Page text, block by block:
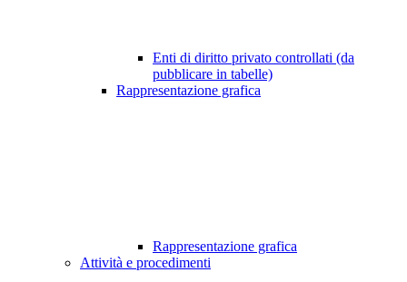
Enti di diritto privato controllati (da
pubblicare in tabelle)
Rappresentazione grafica
Rappresentazione grafica
Attività e procedimenti